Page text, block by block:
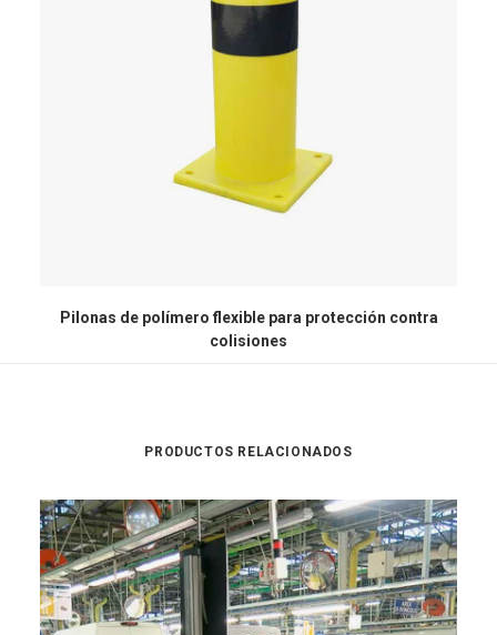
Pilonas de polímero flexible para protección contra
colisiones
PRODUCTOS RELACIONADOS